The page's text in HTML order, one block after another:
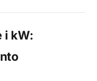
i kW: